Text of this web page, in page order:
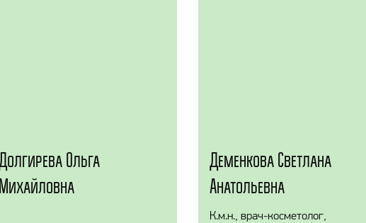
Ольга
Михайловна
Деменкова Светлана
Анатольевна
К.м.н., врач-косметолог,